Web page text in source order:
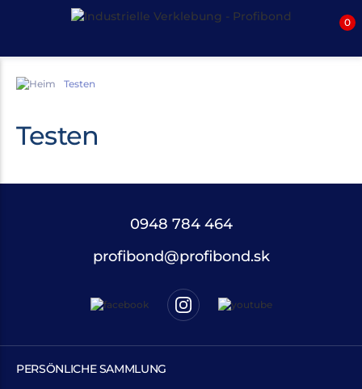
Testen
Testen
0948 784 464
profibond@profibond.sk
PERSÖNLICHE SAMMLUNG
0